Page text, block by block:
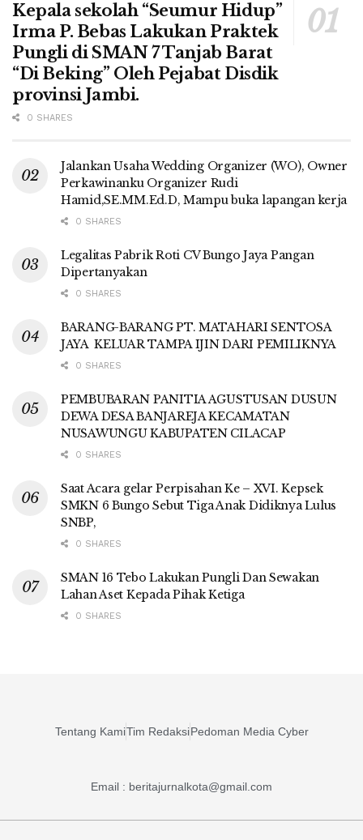
Kepala sekolah “Seumur Hidup”
Irma P. Bebas Lakukan Praktek
Pungli di SMAN 7 Tanjab Barat
“Di Beking” Oleh Pejabat Disdik
provinsi Jambi.
0 SHARES
Jalankan Usaha Wedding Organizer (WO), Owner
Perkawinanku Organizer Rudi
Hamid,SE.MM.Ed.D, Mampu buka lapangan kerja
0 SHARES
Legalitas Pabrik Roti CV Bungo Jaya Pangan
Dipertanyakan
0 SHARES
BARANG-BARANG PT. MATAHARI SENTOSA
JAYA KELUAR TAMPA IJIN DARI PEMILIKNYA
0 SHARES
PEMBUBARAN PANITIA AGUSTUSAN DUSUN
DEWA DESA BANJAREJA KECAMATAN
NUSAWUNGU KABUPATEN CILACAP
0 SHARES
Saat Acara gelar Perpisahan Ke – XVI. Kepsek
SMKN 6 Bungo Sebut Tiga Anak Didiknya Lulus
SNBP,
0 SHARES
SMAN 16 Tebo Lakukan Pungli Dan Sewakan
Lahan Aset Kepada Pihak Ketiga
0 SHARES
Tentang KamiTim RedaksiPedoman Media Cyber
Email : beritajurnalkota@gmail.com